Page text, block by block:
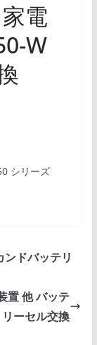
電
W
シリーズ
ンドバッテリ
置 他 バッテ
リーセル交換